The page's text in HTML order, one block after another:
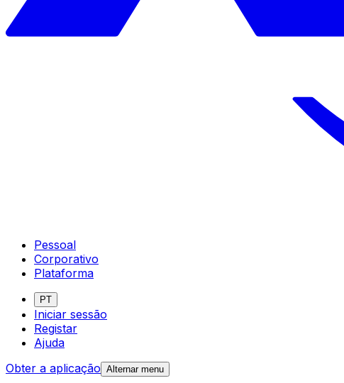
Pessoal
Corporativo
Plataforma
PT
Iniciar sessão
Registar
Ajuda
Obter a aplicação Alternar menu